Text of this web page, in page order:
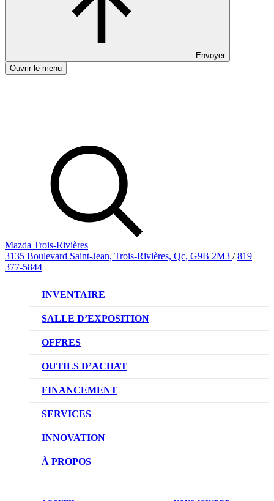
Envoyer
Ouvrir le menu
Mazda Trois-Rivières
3135 Boulevard Saint-Jean, Trois-Rivières, Qc, G9B 2M3 / 819
377-5844
INVENTAIRE
VÉHICULES NEUFS
VÉHICULES D’OCCASION
SALLE D’EXPOSITION
OFFRES
OFFRES DU CONCESSIONNAIRE
OUTILS D’ACHAT
CONFIGUREZ VOTRE VÉHICULE
RÉSERVEZ UN ESSAI ROUTIER
DEMANDEZ UN PRIX
FINANCEMENT
NOTRE DIFFÉRENCE
DEMANDE DE CRÉDIT AUTO
SERVICES
NOTRE PROMESSE
PRENDRE UN RENDEZ-VOUS
INNOVATION
TECHNOLOGIE SKYACTIV
À PROPOS